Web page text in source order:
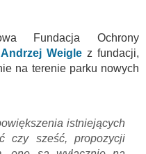
Fundacja Ochrony
Andrzej Weiglez fundacji,
na terenie parku nowych
istniejących
czy sześć, propozycji